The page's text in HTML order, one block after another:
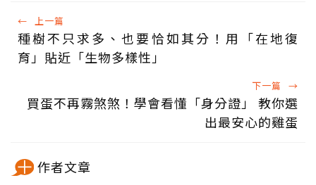
← 上一篇
種樹不只求多、也要恰如其分！用「在地復
育」貼近「生物多樣性」
下一篇 →
買蛋不再霧煞煞！學會看懂「身分證」 教你選
出最安心的雞蛋
作者文章